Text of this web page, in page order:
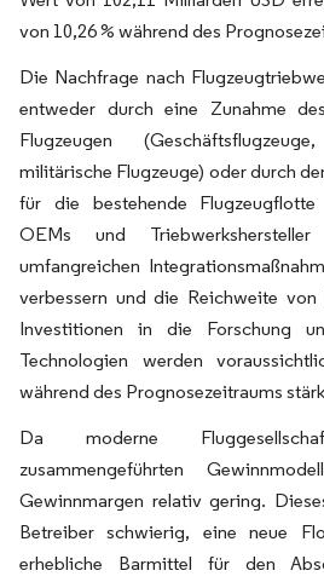
von 10,26 % während des
Die Nachfrage nach
entweder durch eine Zunahme
Flugzeugen
militärische Flugzeuge) oder durch
für die bestehende Flugzeugflotte
OEMs und
umfangreichen
verbessern und die Reichweite von
Investitionen in die Forschung
Technologien werden
während des Prognosezeitraums
Da moderne
zusammengeführten
Gewinnmargen relativ gering.
Betreiber schwierig, eine neue
erhebliche Barmittel für den